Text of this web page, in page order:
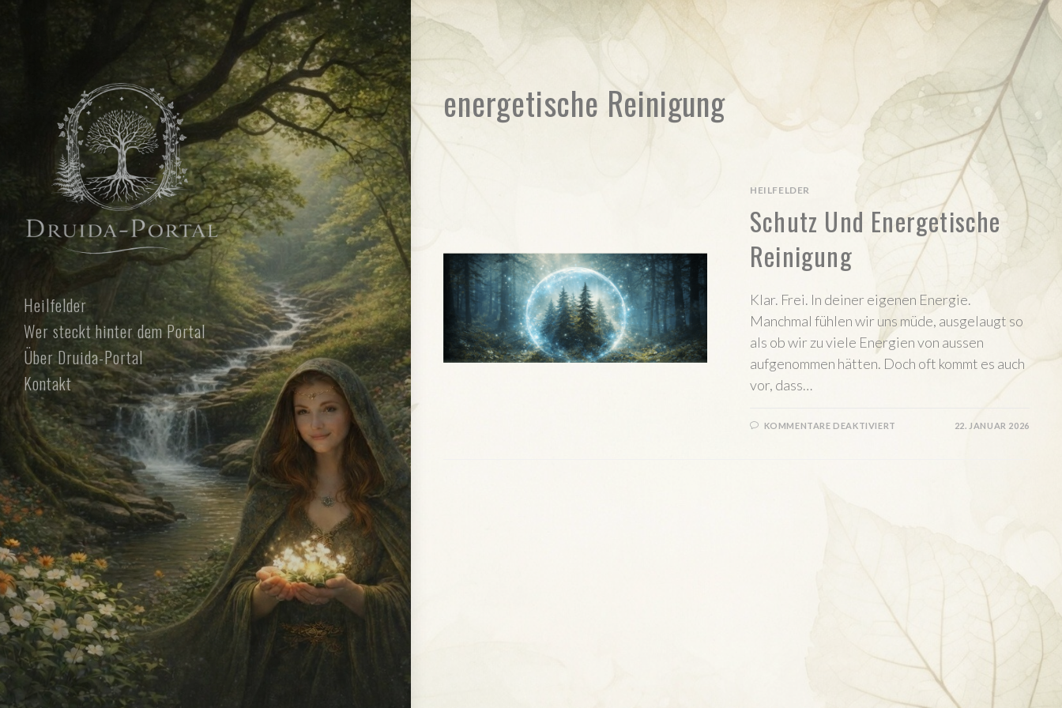
Heilfelder
Wer steckt hinter dem Portal
Über Druida-Portal
Kontakt
energetische Reinigung
HEILFELDER
Schutz Und Energetische
Reinigung
Klar. Frei. In deiner eigenen Energie.
Manchmal fühlen wir uns müde, ausgelaugt so
als ob wir zu viele Energien von aussen
aufgenommen hätten. Doch oft kommt es auch
vor, dass…
KOMMENTARE DEAKTIVIERT 22. JANUAR 2026